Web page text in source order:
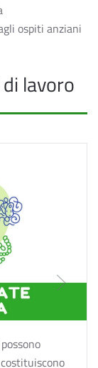
ospiti anziani
lavoro